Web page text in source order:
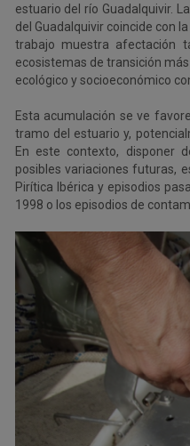
estuario del río Guadalquivir.
del Guadalquivir coincide con
trabajo muestra afectación
ecosistemas de transición
ecológico y socioeconómico
Esta acumulación se ve
tramo del estuario y,
En este contexto, disponer
posibles variaciones futuras,
Pirítica Ibérica y episodios
1998 o los episodios de